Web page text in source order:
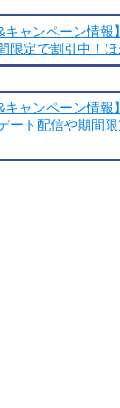
キャンペーン情報
限定で割引中！
キャンペーン情報
ート配信や期間